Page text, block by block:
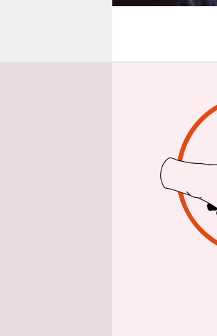
epaper login